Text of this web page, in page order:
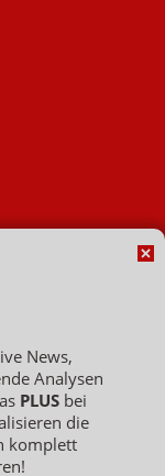
der ELPATO
News,
Analysen
PLUS bei
die
komplett